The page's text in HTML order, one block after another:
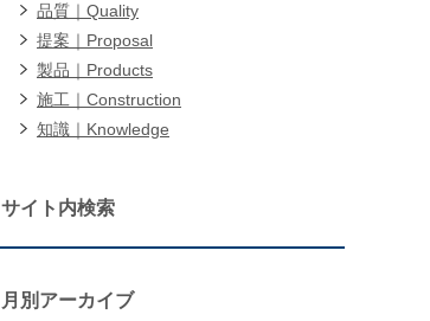
品質｜Quality
提案｜Proposal
製品｜Products
施工｜Construction
知識｜Knowledge
サイト内検索
月別アーカイブ